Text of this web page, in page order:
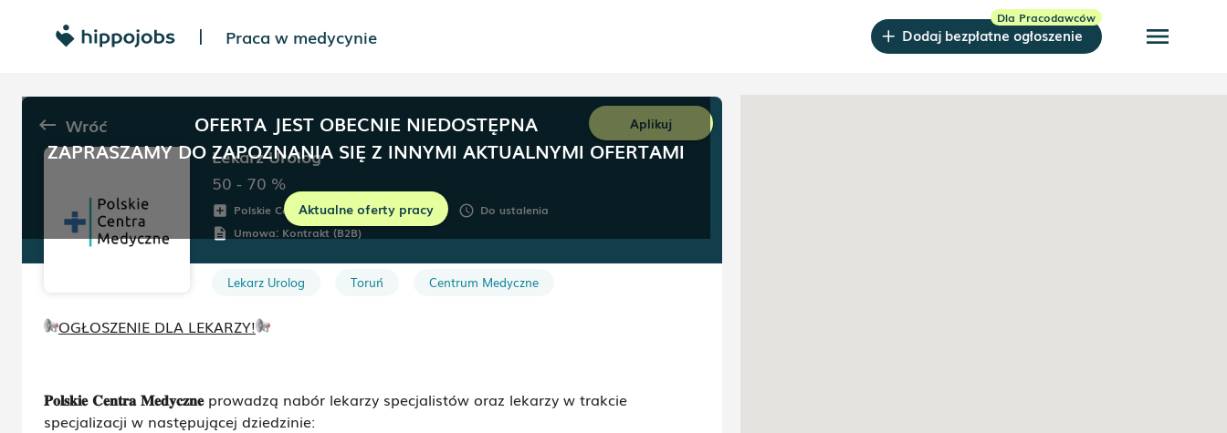
| Praca w medycynie Dodaj bezpłatne ogłoszenie menu
OFERTA JEST OBECNIE NIEDOSTĘPNA
ZAPRASZAMY DO ZAPOZNANIA SIĘ Z INNYMI AKTUALNYMI OFERTAMI
Aktualne oferty pracy
keyboard_backspace Wróć Aplikuj
Lekarz Urolog
50 - 70 %
add_box Polskie Centra Medyczne room Toruń schedule Do ustalenia
description Umowa: Kontrakt (B2B)
Lekarz Urolog Toruń Centrum Medyczne
OGŁOSZENIE DLA LEKARZY!
𝐏𝐨𝐥𝐬𝐤𝐢𝐞 𝐂𝐞𝐧𝐭𝐫𝐚 𝐌𝐞𝐝𝐲𝐜𝐳𝐧𝐞prowadzą nabór lekarzy specjalistów oraz lekarzy w trakcie
specjalizacji w następującej dziedzinie: